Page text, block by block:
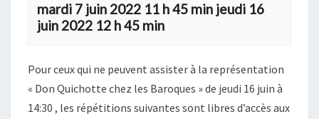
mardi 7 juin 2022 11 h 45 min jeudi 16
juin 2022 12 h 45 min
Pour ceux qui ne peuvent assister à la représentation
« Don Quichotte chez les Baroques » de jeudi 16 juin à
14:30 , les répétitions suivantes sont libres d’accès aux